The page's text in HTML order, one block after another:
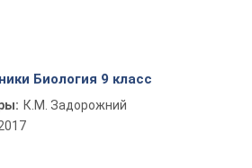
Биология 9 класс
К.М. Задорожний